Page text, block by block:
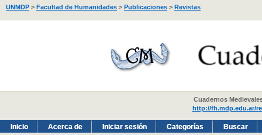
UNMDP > Facultad de Humanidades > Publicaciones > Revistas
Cuadernos
http://fh.mdp.edu.ar/
Inicio Acerca de Iniciar sesión Categorías Buscar